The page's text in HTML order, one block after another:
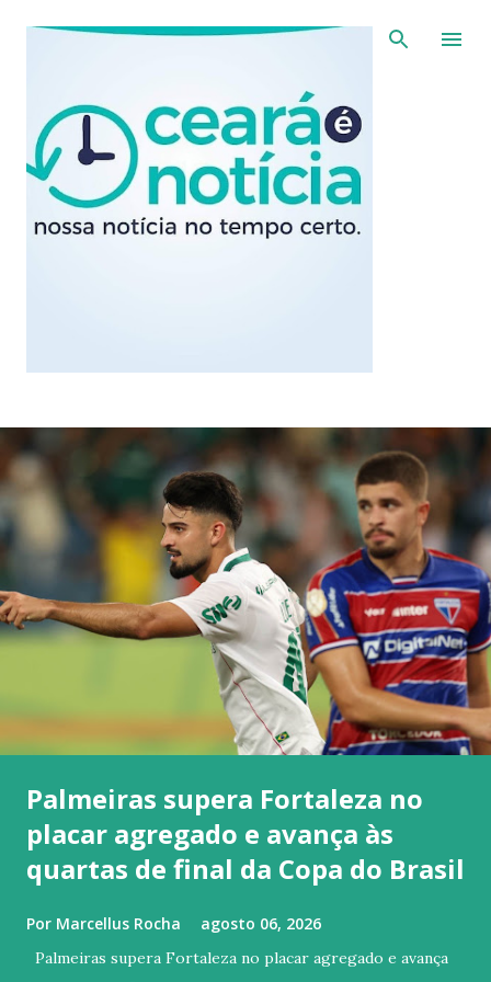
Pular para o conteúdo principal
Palmeiras supera Fortaleza no
placar agregado e avança às
quartas de final da Copa do Brasil
Por Marcellus Rocha agosto 06, 2026
Palmeiras supera Fortaleza no placar agregado e avança